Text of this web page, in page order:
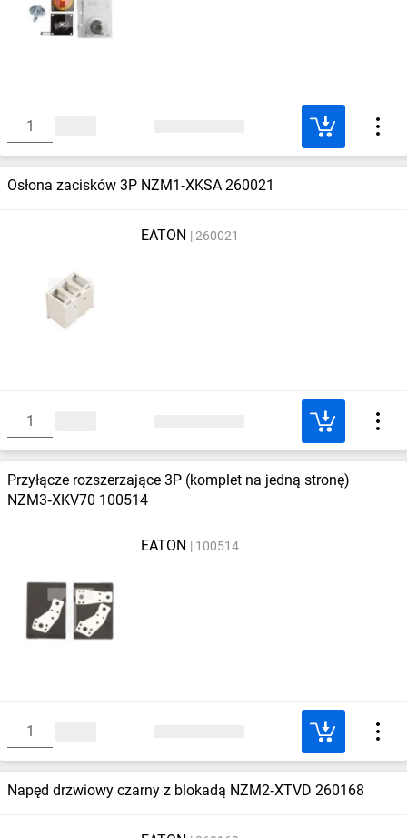
Osłona zacisków 3P NZM1‑XKSA 260021
EATON 260021
Przyłącze rozszerzające 3P (komplet na jedną stronę)
NZM3‑XKV70 100514
EATON 100514
Napęd drzwiowy czarny z blokadą NZM2‑XTVD 260168